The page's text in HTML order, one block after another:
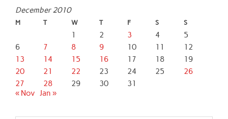
December 2010
M T W T F S S
1 2 3 4
5
6
7 8 9 10 11
12
13
14 15 16 17 18
19
20
21 22 23 24 25
26
27
28 29 30
31
« Nov Jan »